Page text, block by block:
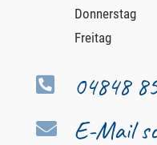
Donnerstag
Freitag
 04848
 E-Mail